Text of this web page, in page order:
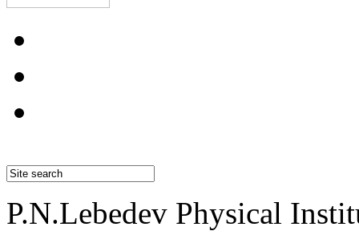
P.N.Lebedev Physical